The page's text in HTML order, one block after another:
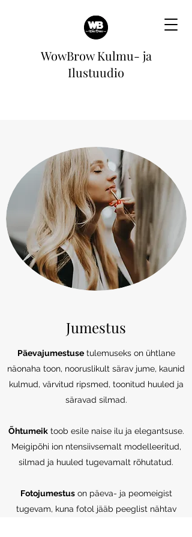
WowBrow Kulmu- ja
Ilustuudio
Jumestus
Päevajumestusetulemuseks on ühtlane
näonaha toon, nooruslikult särav jume, kaunid
kulmud, värvitud ripsmed, toonitud huuled ja
säravad silmad.
Õhtumeiktoob esile naise ilu ja elegantsuse.
Meigipõhi ion ntensiivsemalt modelleeritud,
silmad ja huuled tugevamalt rõhutatud.
Fotojumestuson päeva- ja peomeigist
tugevam, kuna fotol jääb peeglist nähtav